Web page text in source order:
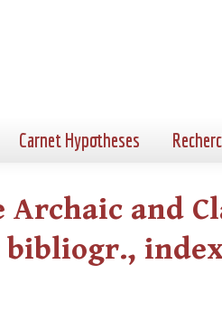
Carnet Hypotheses
and
bibliogr.,